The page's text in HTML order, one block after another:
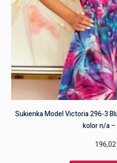
Sukienka Model Victoria 296-3
kolor n/a
196,02